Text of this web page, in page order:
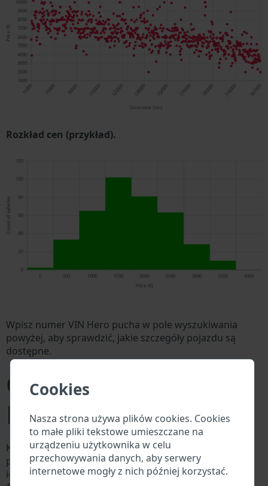
Cookies
Nasza strona używa plików cookies. Cookies
to małe pliki tekstowe umieszczane na
urządzeniu użytkownika w celu
przechowywania danych, aby serwery
internetowe mogły z nich później korzystać.
Rozkład cen (przykład).
Wpisz numer VIN Hero pucha w pole wyszukiwania
powyżej, aby sprawdzić, jakie szczegóły pojazdu są
dostępne.
Co to jest numer VIN
Hero pucha?
Każdy producent Hero pucha przypisuje każdemu
pojazdowi unikalny identyfikator zwany numerem
identyfikacyjnym pojazdu (VIN). Numer VIN składa się z